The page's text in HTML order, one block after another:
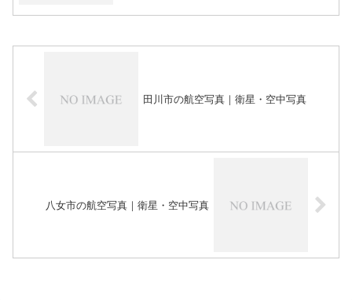
田川市の航空写真｜衛星・空中写真
八女市の航空写真｜衛星・空中写真